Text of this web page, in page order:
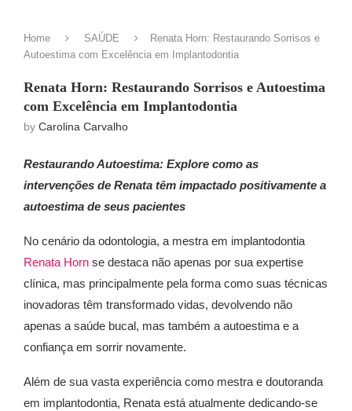
Home SAÚDE
Renata Horn: Restaurando Sorrisos e
Autoestima com Excelência em Implantodontia
Renata Horn: Restaurando Sorrisos e Autoestima
com Excelência em Implantodontia
by Carolina Carvalho
Restaurando Autoestima: Explore como as
intervenções de Renata têm impactado positivamente a
autoestima de seus pacientes
No cenário da odontologia, a mestra em implantodontia
Renata Horn se destaca não apenas por sua expertise
clínica, mas principalmente pela forma como suas técnicas
inovadoras têm transformado vidas, devolvendo não
apenas a saúde bucal, mas também a autoestima e a
confiança em sorrir novamente.
Além de sua vasta experiência como mestra e doutoranda
em implantodontia, Renata está atualmente dedicando-se